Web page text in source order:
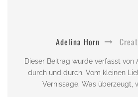
Adelina Horn
Dieser Beitrag wurde verfasst von
durch und durch. Vom kleinen
Vernissage. Was überzeugt,